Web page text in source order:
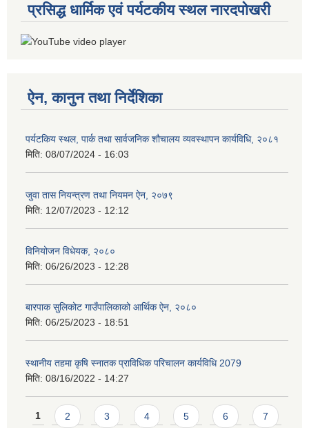
प्रसिद्ध धार्मिक एवं पर्यटकीय स्थल नारदपोखरी
ऐन, कानुन तथा निर्देशिका
पर्यटकिय स्थल, पार्क तथा सार्वजनिक शौचालय व्यवस्थापन कार्यविधि, २०८१
मिति: 08/07/2024 - 16:03
जुवा तास नियन्त्रण तथा नियमन ऐन, २०७९
मिति: 12/07/2023 - 12:12
विनियोजन विधेयक, २०८०
मिति: 06/26/2023 - 12:28
बारपाक सुलिकोट गाउँपालिकाको आर्थिक ऐन, २०८०
मिति: 06/25/2023 - 18:51
स्थानीय तहमा कृषि स्नातक प्राविधिक परिचालन कार्यविधि 2079
मिति: 08/16/2022 - 14:27
Pages
1 2 3 4 5 6 7